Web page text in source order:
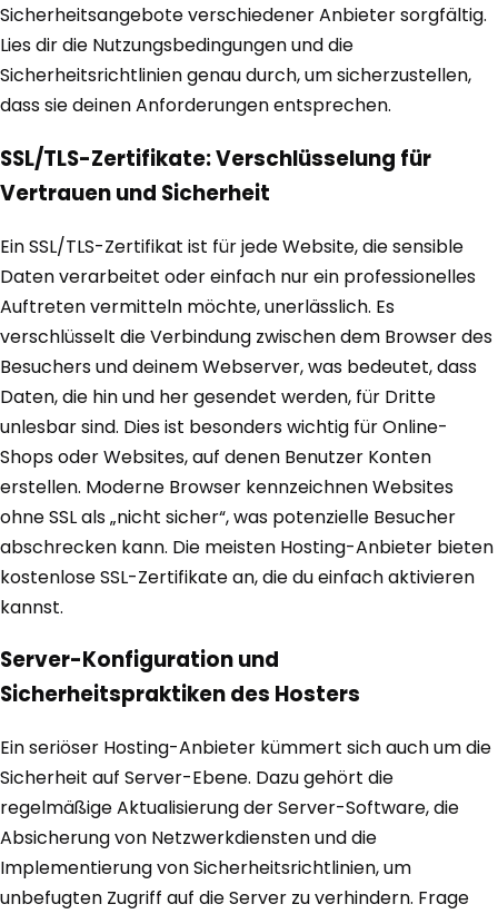
Sicherheitsangebote verschiedener Anbieter sorgfältig.
Lies dir die Nutzungsbedingungen und die
Sicherheitsrichtlinien genau durch, um sicherzustellen,
dass sie deinen Anforderungen entsprechen.
SSL/TLS-Zertifikate: Verschlüsselung für
Vertrauen und Sicherheit
Ein SSL/TLS-Zertifikat ist für jede Website, die sensible
Daten verarbeitet oder einfach nur ein professionelles
Auftreten vermitteln möchte, unerlässlich. Es
verschlüsselt die Verbindung zwischen dem Browser des
Besuchers und deinem Webserver, was bedeutet, dass
Daten, die hin und her gesendet werden, für Dritte
unlesbar sind. Dies ist besonders wichtig für Online-
Shops oder Websites, auf denen Benutzer Konten
erstellen. Moderne Browser kennzeichnen Websites
ohne SSL als „nicht sicher“, was potenzielle Besucher
abschrecken kann. Die meisten Hosting-Anbieter bieten
kostenlose SSL-Zertifikate an, die du einfach aktivieren
kannst.
Server-Konfiguration und
Sicherheitspraktiken des Hosters
Ein seriöser Hosting-Anbieter kümmert sich auch um die
Sicherheit auf Server-Ebene. Dazu gehört die
regelmäßige Aktualisierung der Server-Software, die
Absicherung von Netzwerkdiensten und die
Implementierung von Sicherheitsrichtlinien, um
unbefugten Zugriff auf die Server zu verhindern. Frage